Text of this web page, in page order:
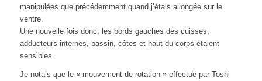
manipulées que précédemment quand j’étais allongée sur le
ventre.
Une nouvelle fois donc, les bords gauches des cuisses,
adducteurs internes, bassin, côtes et haut du corps étaient
sensibles.
Je notais que le « mouvement de rotation » effectué par Toshi